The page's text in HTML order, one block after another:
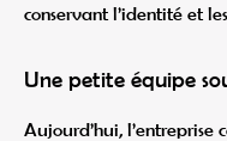
conservant l’identité et
Une petite équipe
Aujourd’hui, l’entreprise